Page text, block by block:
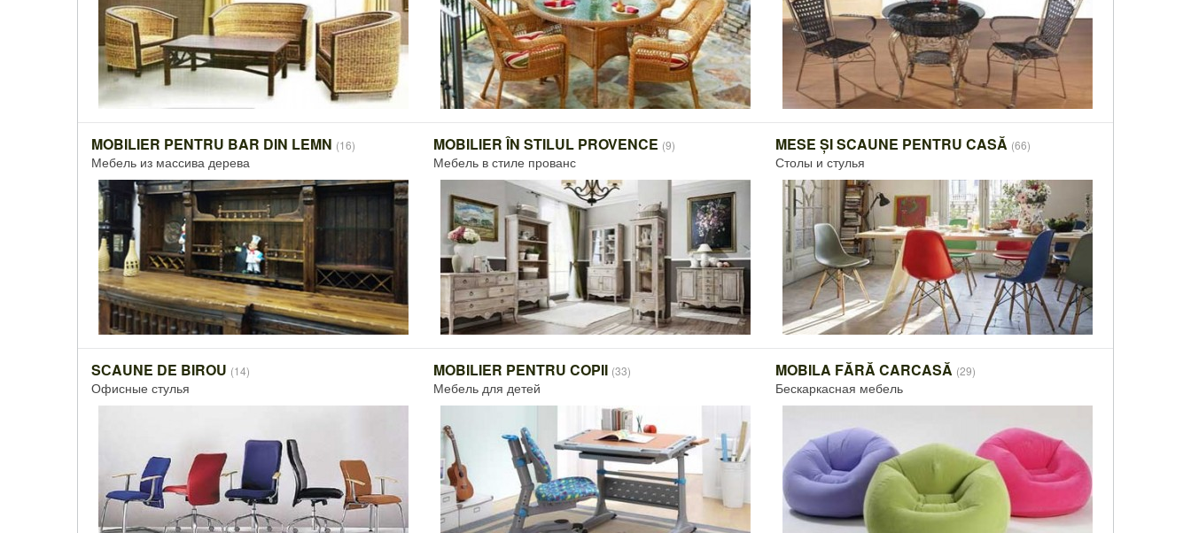
MOBILIER PENTRU BAR DIN LEMN (16)
Мебель из массива дерева
MOBILIER ÎN STILUL PROVENCE (9)
Мебель в стиле прованс
MESE ȘI SCAUNE PENTRU CASĂ (66)
Столы и стулья
SСAUNE DE BIROU (14)
Офисные стулья
MOBILIER PENTRU COPII (33)
Мебель для детей
MOBILA FĂRĂ CARCASĂ (29)
Бескаркасная мебель